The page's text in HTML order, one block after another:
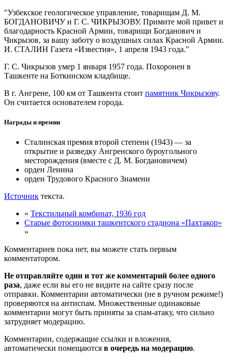
Узбекское геологическое управление, товарищам Д. М.
БОГДАНОВИЧУ и Г. С. ЧИКРЫЗОВУ. Примите мой привет и
благодарность Красной Армии, товарищи Богданович и
Чикрызов, за вашу заботу о воздушных силах Красной Армии.
И. СТАЛИН Газета «Известия», 1 апреля 1943 года.
Г. С. Чикрызов умер 1 января 1957 года. Похоронен в
Ташкенте на Боткинском кладбище.
В г. Ангрене, 100 км от Ташкента стоит памятник Чикрызову.
Он считается основателем города.
Награды и премии
Сталинская премия второй степени (1943) — за
открытие и разведку Ангренского буроугольного
месторождения (вместе с Д. М. Богдановичем)
орден Ленина
орден Трудового Красного Знамени
Источник текста.
« Текстильный комбинат, 1936 год
Старые фотоснимки ташкентского стадиона «Пахтакор»
»
Комментариев пока нет, вы можете стать первым
комментатором.
Не отправляйте один и тот же комментарий более одного
раза, даже если вы его не видите на сайте сразу после
отправки. Комментарии автоматически (не в ручном режиме!)
проверяются на антиспам. Множественные одинаковые
комментарии могут быть приняты за спам-атаку, что сильно
затрудняет модерацию.
Комментарии, содержащие ссылки и вложения,
автоматически помещаются в очередь на модерацию.